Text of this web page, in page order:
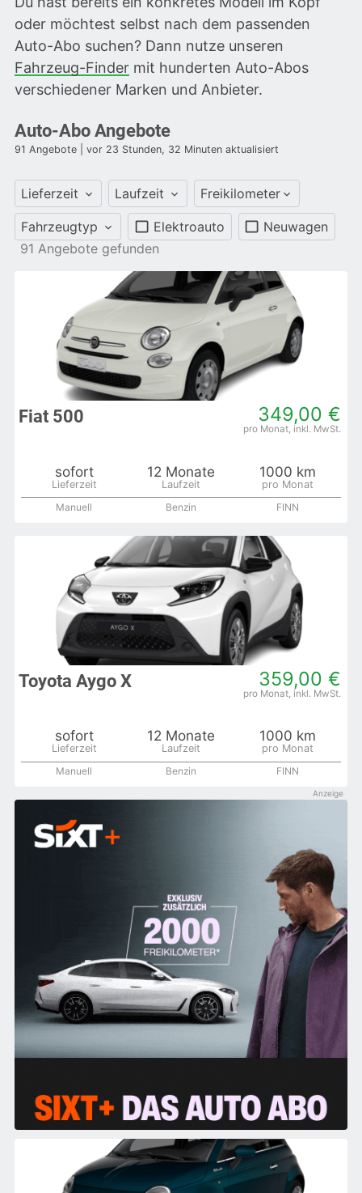
oder möchtest selbst nach dem passenden
Auto-Abo suchen? Dann nutze unseren
Fahrzeug-Findermit hunderten Auto-Abos
verschiedener Marken und Anbieter.
Auto-Abo Angebote
91 Angebote | vor 23 Stunden, 32 Minuten aktualisiert
Lieferzeit Laufzeit Freikilometer
Fahrzeugtyp Elektroauto
Neuwagen
91 Angebote gefunden
349,00 €
Fiat 500
sofort 12 Monate 1000 km
Manuell Benzin FINN
359,00 €
Toyota Aygo X
sofort 12 Monate 1000 km
Manuell Benzin FINN